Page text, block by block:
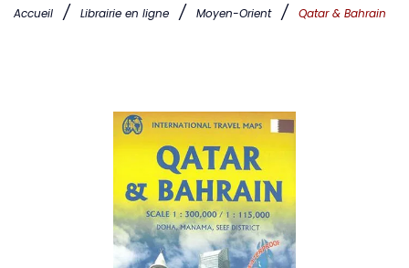
Accueil / Librairie en ligne / Moyen-Orient / Qatar & Bahrain